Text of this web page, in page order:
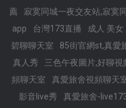
薦
寂寞同城一夜交友站,寂寞
app
台灣173直播 成人 美女
碧聊聊天室
85街官網st,真愛
真人秀
三色午夜圖片,好聊視
頻聊天室
真愛旅舍視頻聊天
影音live秀
真愛旅舍-